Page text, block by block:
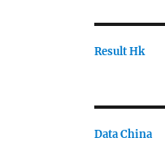
Result Hk
Data China